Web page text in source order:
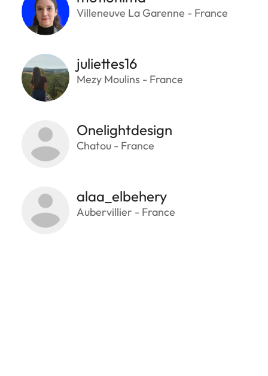
Villeneuve La Garenne - France
juliettes16
Mezy Moulins - France
Onelightdesign
Chatou - France
alaa_elbehery
Aubervillier - France